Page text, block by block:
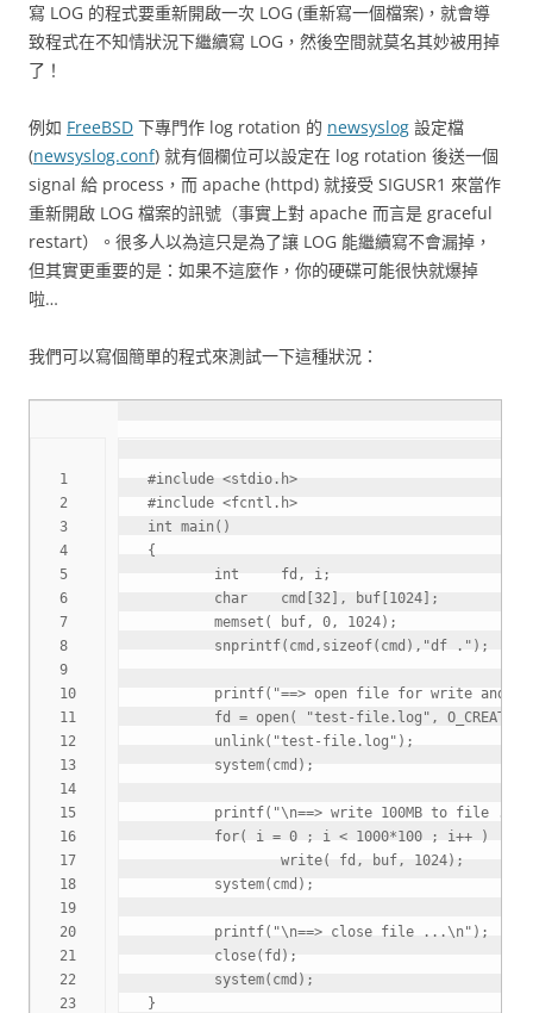
寫 LOG 的程式要重新開啟一次 LOG (重新寫一個檔案)，就會導
致程式在不知情狀況下繼續寫 LOG，然後空間就莫名其妙被用掉
了！
例如 FreeBSD 下專門作 log rotation 的 newsyslog 設定檔
(newsyslog.conf) 就有個欄位可以設定在 log rotation 後送一個
signal 給 process，而 apache (httpd) 就接受 SIGUSR1 來當作
重新開啟 LOG 檔案的訊號（事實上對 apache 而言是 graceful
restart）。很多人以為這只是為了讓 LOG 能繼續寫不會漏掉，
但其實更重要的是：如果不這麼作，你的硬碟可能很快就爆掉
啦…
我們可以寫個簡單的程式來測試一下這種狀況：
1
2
3
4
5
6
7
8
9
10
11
12
13
14
15
16
17
18
19
20
21
22
#include <stdio.h>
#include <fcntl.h>
int main ( )
{
int
     fd
, i;
char
    cmd
32 , buf 1024
;
memset ( buf, 0, 1024) ;
snprintf( cmd , sizeof( cmd ) , "df ." ) ;
printf( "==> open file for write and
        fd
= open ( "test-file.log" , O_CREAT
        unlink
( "test-file.log" ) ;
system( cmd ) ;
printf( "\n==> write 100MB to file ...
for( i = 0 ; i < 1000*100 ; i++
)
                write
( fd , buf, 1024) ;
system( cmd ) ;
printf( "\n==> close file ...\n" ) ;
        close
( fd ) ;
system( cmd ) ;
}